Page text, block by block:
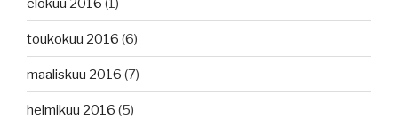
elokuu 2016 (1)
toukokuu 2016 (6)
maaliskuu 2016 (7)
helmikuu 2016 (5)